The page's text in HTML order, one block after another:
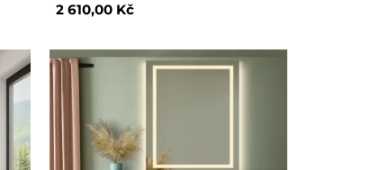
2 610,00 Kč